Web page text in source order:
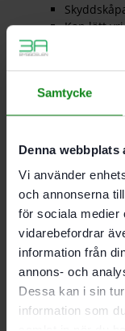
Samtycke
Denna webbplats
Vi använder
och annonserna
för sociala medier
vidarebefordrar
information från
annons- och
Dessa kan i sin
information som
Kan lätt
slipmaterial
Skiv-Ø 125 mm
Bli först med att
AGC 18-125”
Du måste vara